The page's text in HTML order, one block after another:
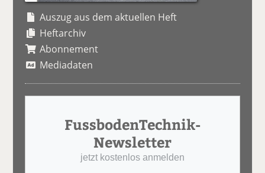
Auszug aus dem aktuellen Heft
Heftarchiv
Abonnement
Mediadaten
FussbodenTechnik-
Newsletter
jetzt kostenlos anmelden